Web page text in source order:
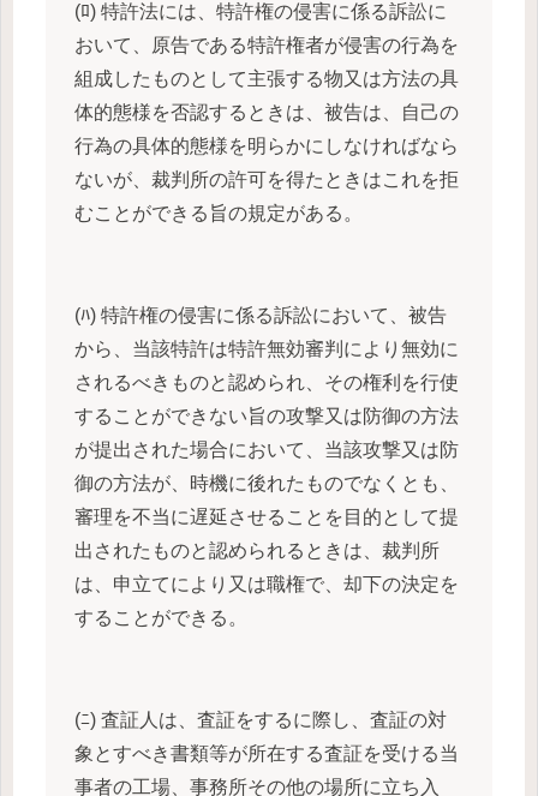
(ﾛ) 特許法には、特許権の侵害に係る訴訟に
おいて、原告である特許権者が侵害の行為を
組成したものとして主張する物又は方法の具
体的態様を否認するときは、被告は、自己の
行為の具体的態様を明らかにしなければなら
ないが、裁判所の許可を得たときはこれを拒
むことができる旨の規定がある。
(ﾊ) 特許権の侵害に係る訴訟において、被告
から、当該特許は特許無効審判により無効に
されるべきものと認められ、その権利を行使
することができない旨の攻撃又は防御の方法
が提出された場合において、当該攻撃又は防
御の方法が、時機に後れたものでなくとも、
審理を不当に遅延させることを目的として提
出されたものと認められるときは、裁判所
は、申立てにより又は職権で、却下の決定を
することができる。
(ﾆ) 査証人は、査証をするに際し、査証の対
象とすべき書類等が所在する査証を受ける当
事者の工場、事務所その他の場所に立ち入